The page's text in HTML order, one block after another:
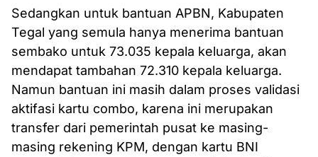
Sedangkan untuk bantuan APBN, Kabupaten
Tegal yang semula hanya menerima bantuan
sembako untuk 73.035 kepala keluarga, akan
mendapat tambahan 72.310 kepala keluarga.
Namun bantuan ini masih dalam proses validasi
aktifasi kartu combo, karena ini merupakan
transfer dari pemerintah pusat ke masing-
masing rekening KPM, dengan kartu BNI